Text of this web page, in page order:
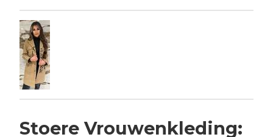
Stoere Vrouwenkleding: